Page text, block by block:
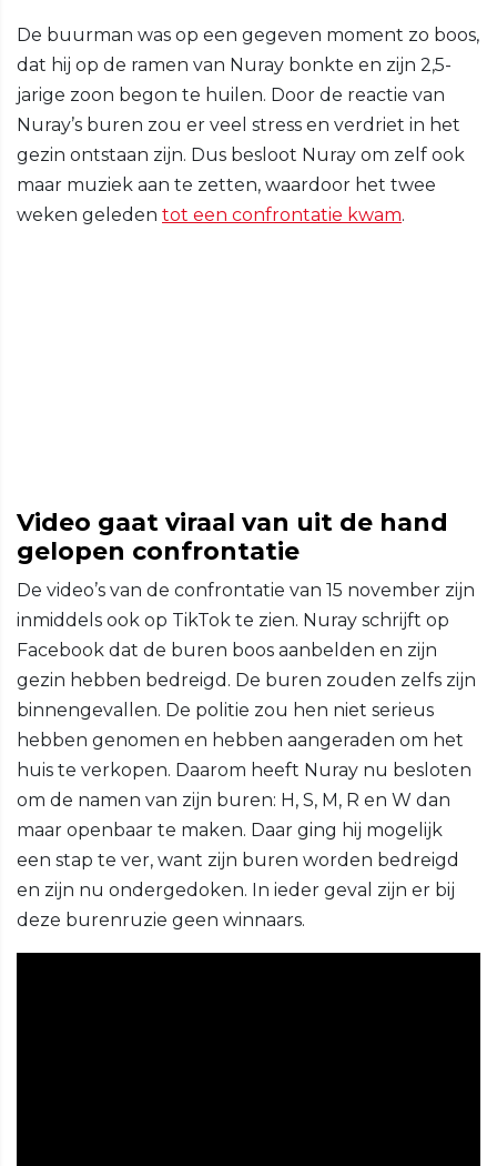
De buurman was op een gegeven moment zo boos,
dat hij op de ramen van Nuray bonkte en zijn 2,5-
jarige zoon begon te huilen. Door de reactie van
Nuray’s buren zou er veel stress en verdriet in het
gezin ontstaan zijn. Dus besloot Nuray om zelf ook
maar muziek aan te zetten, waardoor het twee
weken geleden tot een confrontatie kwam.
Video gaat viraal van uit de hand
gelopen confrontatie
De video’s van de confrontatie van 15 november zijn
inmiddels ook op TikTok te zien. Nuray schrijft op
Facebook dat de buren boos aanbelden en zijn
gezin hebben bedreigd. De buren zouden zelfs zijn
binnengevallen. De politie zou hen niet serieus
hebben genomen en hebben aangeraden om het
huis te verkopen. Daarom heeft Nuray nu besloten
om de namen van zijn buren: H, S, M, R en W dan
maar openbaar te maken. Daar ging hij mogelijk
een stap te ver, want zijn buren worden bedreigd
en zijn nu ondergedoken. In ieder geval zijn er bij
deze burenruzie geen winnaars.